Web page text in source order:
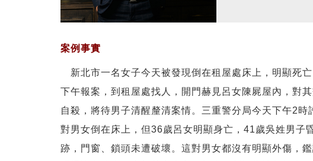
案例事實
新北市一名女子今天被發現倒在租屋處床上，明顯死
下午報案，到租屋處找人，開門赫見呂女陳屍屋內，對
自殺，將待男子清醒釐清案情。三重警分局今天下午2
對男女倒在床上，但36歲呂女明顯身亡，41歲吳姓男子
跡，門窗、鎖頭未遭破壞。這對男女都沒有明顯外傷，